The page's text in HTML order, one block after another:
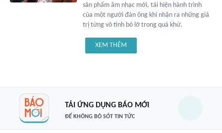
sản phẩm âm nhạc mới, tái hiện hành trình
của một người đàn ông khi nhận ra những giá
trị từng vô tình bỏ lỡ trong quá khứ.
XEM THÊM
TẢI ỨNG DỤNG BÁO MỚI
ĐỂ KHÔNG BỎ SÓT TIN TỨC